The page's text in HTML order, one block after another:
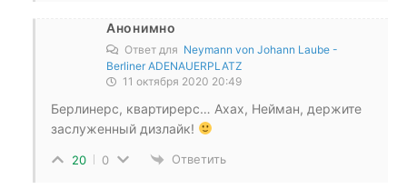
Анонимно
Ответ для Neymann von Johann Laube -
Berliner ADENAUERPLATZ
11 октября 2020 20:49
Берлинерс, квартирерс… Ахах, Нейман, держите
заслуженный дизлайк!
20 0 Ответить